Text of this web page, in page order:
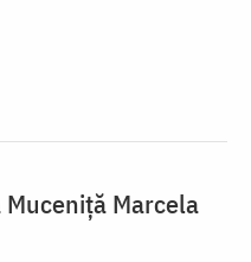
Muceniță Marcela